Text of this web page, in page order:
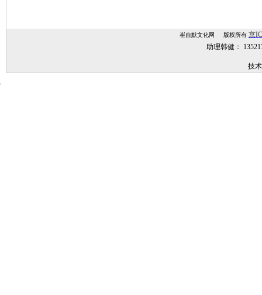
崔自默文化网 版权所有 京
助理韩健：
技